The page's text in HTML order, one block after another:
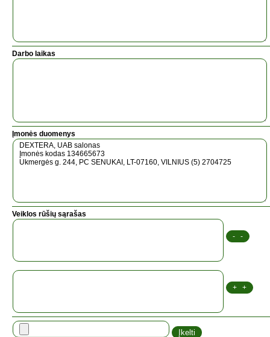
Darbo laikas
Įmonės duomenys
Veiklos rūšių sąrašas